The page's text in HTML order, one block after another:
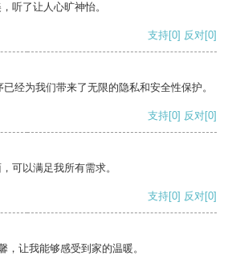
听了让人心旷神怡。
支持[0] 反对[0]
经为我们带来了无限的隐私和安全性保护。
支持[0] 反对[0]
可以满足我所有需求。
支持[0] 反对[0]
，让我能够感受到家的温暖。